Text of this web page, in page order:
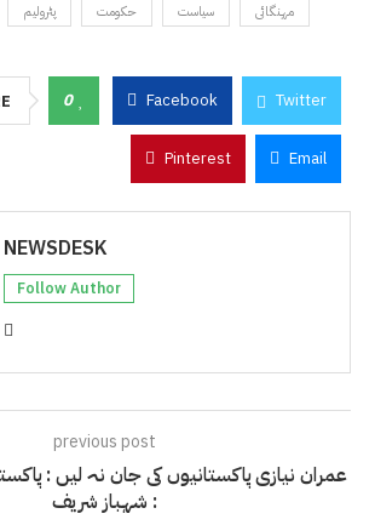
پٹرولیم حکومت سیاست مہنگائی
0 Facebook Twitter
Pinterest Email
NEWSDESK
Follow Author
previous post
عمران نیازی پاکستانیوں کی جان نہ لیں :
: شہباز شریف